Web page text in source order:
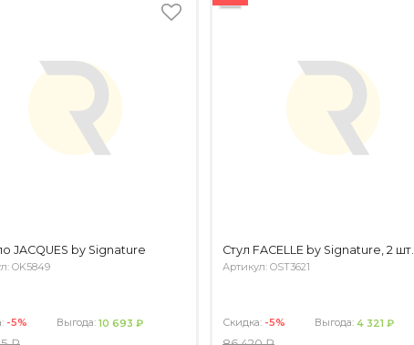
JACQUES by Signature
OK5849
-5% Выгода:10 693 ₽
Стул FACELLE by Signature, 2 шт.
Артикул: OST3621
Скидка: -5% Выгода:4 321 ₽